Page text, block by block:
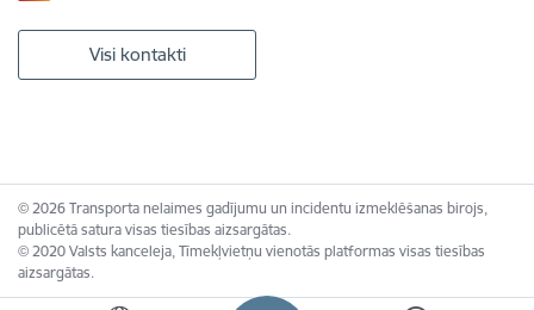
Visi kontakti
© 2026 Transporta nelaimes gadījumu un incidentu izmeklēšanas birojs,
publicētā satura visas tiesības aizsargātas.
© 2020 Valsts kanceleja, Tīmekļvietņu vienotās platformas visas tiesības
aizsargātas.